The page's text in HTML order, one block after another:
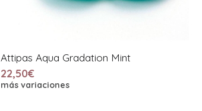
Attipas Aqua Gradation Mint
22,50€
más variaciones